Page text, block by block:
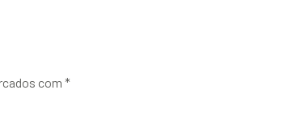
com *